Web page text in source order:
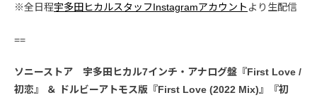
※全日程宇多田ヒカルスタッフInstagramアカウント より生配信
==
ソニーストア 宇多田ヒカル7インチ・アナログ盤『First Love /
初恋』 ＆ ドルビーアトモス版『First Love (2022 Mix)』『初